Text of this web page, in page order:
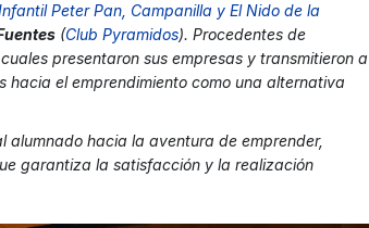
Peter Pan, Campanilla y El Nido de la
(Club Pyramidos). Procedentes de
presentaron sus empresas y transmitieron a
hacia el emprendimiento como una alternativa
alumnado hacia la aventura de emprender,
garantiza la satisfacción y la realización